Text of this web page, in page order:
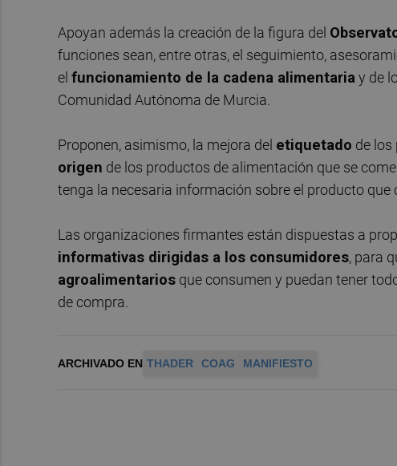
Apoyan además la creación de la figura del
funciones sean, entre otras, el seguimiento,
el funcionamiento de la cadena alimentariay de
Comunidad Autónoma de Murcia.
Proponen, asimismo, la mejora del etiquetado de
origen de los productos de alimentación que se
tenga la necesaria información sobre el producto
Las organizaciones firmantes están dispuestas a
informativas dirigidas a los consumidores, para
agroalimentarios que consumen y puedan tener
de compra.
ARCHIVADO EN THADER COAG MANIFIESTO